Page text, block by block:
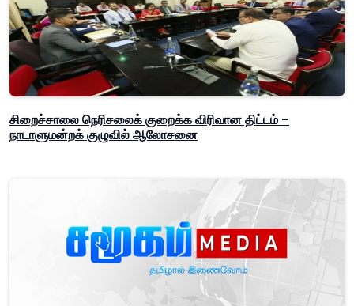
சிறைச்சாலை நெரிசலைக் குறைக்க விரிவான திட்டம் –
நாடாளுமன்றக் குழுவில் ஆலோசனை